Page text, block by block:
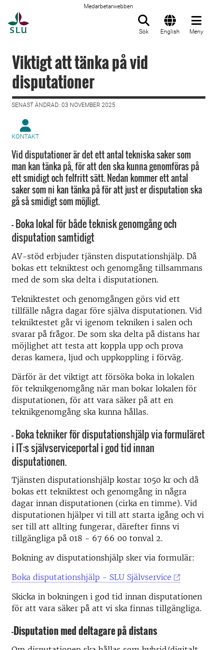
Medarbetarwebben
Sök English Meny
Viktigt att tänka på vid
disputationer
SENAST ÄNDRAD: 03 NOVEMBER 2025
KONTAKT
Vid disputationer är det ett antal tekniska saker som
man kan tänka på, för att den ska kunna genomföras på
ett smidigt och felfritt sätt. Nedan kommer ett antal
saker som ni kan tänka på för att just er disputation ska
gå så smidigt som möjligt.
- Boka lokal för både teknisk genomgång och
disputation samtidigt
AV-stöd erbjuder tjänsten disputationshjälp. Då
bokas ett tekniktest och genomgång tillsammans
med de som ska delta i disputationen.
Tekniktestet och genomgången görs vid ett
tillfälle några dagar före själva disputationen. Vid
tekniktestet går vi igenom tekniken i salen och
svarar på frågor. De som ska delta på distans har
möjlighet att testa att koppla upp och prova
deras kamera, ljud och uppkoppling i förväg.
Därför är det viktigt att försöka boka in lokalen
för teknikgenomgång när man bokar lokalen för
disputationen, för att vara säker på att en
teknikgenomgång ska kunna hållas.
- Boka tekniker för disputationshjälp via formuläret
i IT:s självserviceportal i god tid innan
disputationen.
Tjänsten disputationshjälp kostar 1050 kr och då
bokas ett tekniktest och genomgång in några
dagar innan disputationen (cirka en timme). Vid
disputationen hjälper vi till att starta igång och vi
ser till att allting fungerar, därefter finns vi
tillgängliga på 018 - 67 66 00 tonval 2.
Bokning av disputationshjälp sker via formulär:
Boka disputationshjälp - SLU Självservice
Skicka in bokningen i god tid innan disputationen
för att vara säker på att vi ska finnas tillgängliga.
-Disputation med deltagare på distans